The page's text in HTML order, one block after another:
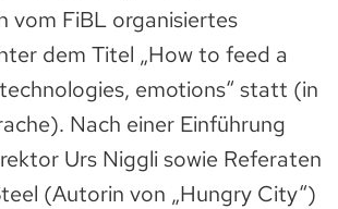
vom FiBL organisiertes
dem Titel „How to feed a
emotions“ statt (in
Nach einer Einführung
Urs Niggli sowie Referaten
(Autorin von „Hungry City“)